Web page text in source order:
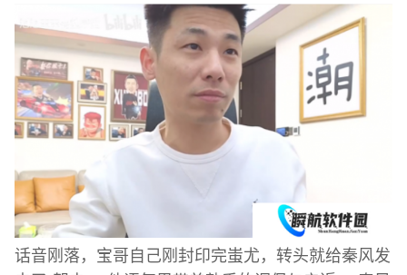
话音刚落，宝哥自己刚封印完蚩尤，转头就给秦风发